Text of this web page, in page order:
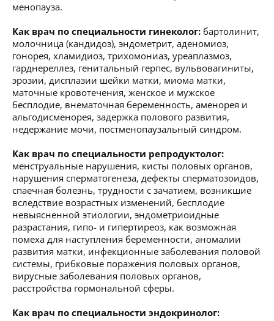
менопауза.
Как врач по специальности гинеколог: бартолинит,
молочница (кандидоз), эндометрит, аденомиоз,
гонорея, хламидиоз, трихомониаз, уреаплазмоз,
гарднереллез, генитальный герпес, вульвовагиниты,
эрозии, дисплазии шейки матки, миома матки,
маточные кровотечения, женское и мужское
бесплодие, внематочная беременность, аменорея и
альгодисменорея, задержка полового развития,
недержание мочи, постменопаузальный синдром.
Как врач по специальности репродуктолог:
менструальные нарушения, кисты половых органов,
нарушения сперматогенеза, дефекты сперматозоидов,
спаечная болезнь, трудности с зачатием, возникшие
вследствие возрастных изменений, бесплодие
невыясненной этиологии, эндометриоидные
разрастания, гипо- и гипертиреоз, как возможная
помеха для наступления беременности, аномалии
развития матки, инфекционные заболевания половой
системы, грибковые поражения половых органов,
вирусные заболевания половых органов,
расстройства гормональной сферы.
Как врач по специальности эндокринолог: